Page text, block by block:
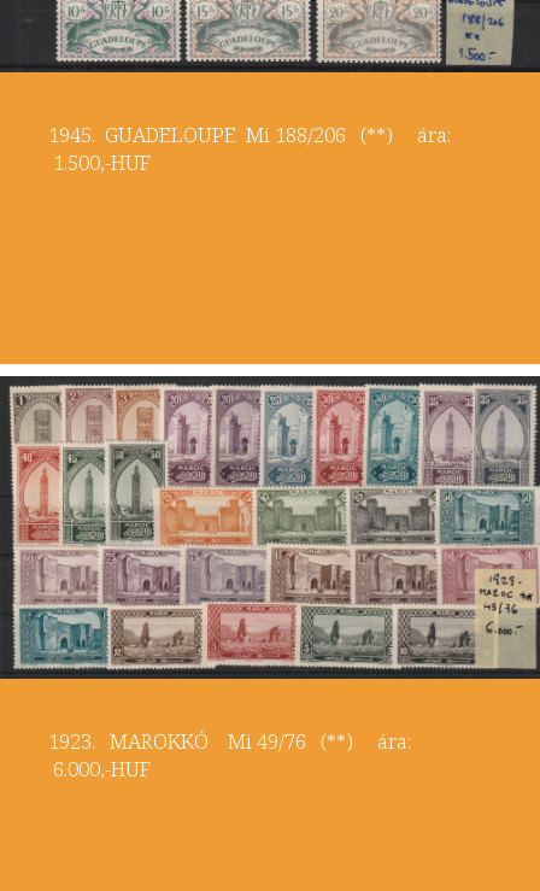
1945. GUADELOUPE Mi 188/206 (**) ára:
1.500,-HUF
1923. MAROKKÓ Mi 49/76 (**) ára:
6.000,-HUF